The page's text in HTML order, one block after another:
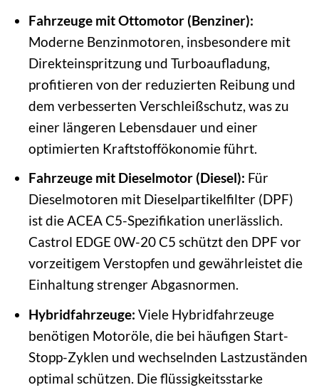
Fahrzeuge mit Ottomotor (Benziner):
Moderne Benzinmotoren, insbesondere mit
Direkteinspritzung und Turboaufladung,
profitieren von der reduzierten Reibung und
dem verbesserten Verschleißschutz, was zu
einer längeren Lebensdauer und einer
optimierten Kraftstoffökonomie führt.
Fahrzeuge mit Dieselmotor (Diesel): Für
Dieselmotoren mit Dieselpartikelfilter (DPF)
ist die ACEA C5-Spezifikation unerlässlich.
Castrol EDGE 0W-20 C5 schützt den DPF vor
vorzeitigem Verstopfen und gewährleistet die
Einhaltung strenger Abgasnormen.
Hybridfahrzeuge: Viele Hybridfahrzeuge
benötigen Motoröle, die bei häufigen Start-
Stopp-Zyklen und wechselnden Lastzuständen
optimal schützen. Die flüssigkeitsstarke